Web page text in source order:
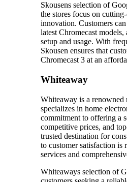
Skousens selection of
the stores focus on
innovation. Customers
latest Chromecast
setup and usage. With
Skousen ensures that
Chromecast 3 at an
Whiteaway
Whiteaway is a renowned
specializes in home
commitment to offering a
competitive prices, and
trusted destination for
to customer satisfaction
services and
Whiteaways selection of